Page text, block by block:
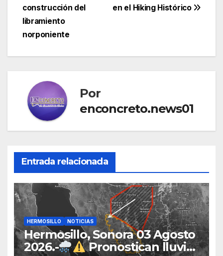
en el Hiking Histórico
construcción del
libramiento
norponiente
Por
enconcreto.news01
Entrada relacionada
HERMOSILLO NOTICIAS
Hermosillo, Sonora 03 Agosto
2026.-
Pronostican lluvias